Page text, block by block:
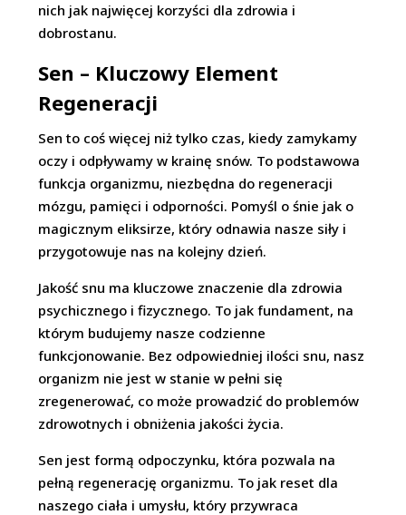
nich jak najwięcej korzyści dla zdrowia i
dobrostanu.
Sen – Kluczowy Element
Regeneracji
Sen to coś więcej niż tylko czas, kiedy zamykamy
oczy i odpływamy w krainę snów. To podstawowa
funkcja organizmu, niezbędna do regeneracji
mózgu, pamięci i odporności. Pomyśl o śnie jak o
magicznym eliksirze, który odnawia nasze siły i
przygotowuje nas na kolejny dzień.
Jakość snu ma kluczowe znaczenie dla zdrowia
psychicznego i fizycznego. To jak fundament, na
którym budujemy nasze codzienne
funkcjonowanie. Bez odpowiedniej ilości snu, nasz
organizm nie jest w stanie w pełni się
zregenerować, co może prowadzić do problemów
zdrowotnych i obniżenia jakości życia.
Sen jest formą odpoczynku, która pozwala na
pełną regenerację organizmu. To jak reset dla
naszego ciała i umysłu, który przywraca